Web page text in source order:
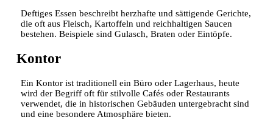
Deftiges Essen beschreibt herzhafte und sättigende Gerichte,
die oft aus Fleisch, Kartoffeln und reichhaltigen Saucen
bestehen. Beispiele sind Gulasch, Braten oder Eintöpfe.
Kontor
Ein Kontor ist traditionell ein Büro oder Lagerhaus, heute
wird der Begriff oft für stilvolle Cafés oder Restaurants
verwendet, die in historischen Gebäuden untergebracht sind
und eine besondere Atmosphäre bieten.